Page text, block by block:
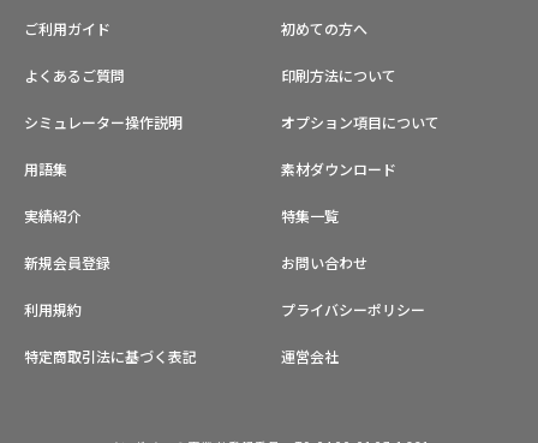
ご利用ガイド 初めての方へ
よくあるご質問 印刷方法について
シミュレーター操作説明 オプション項目について
用語集 素材ダウンロード
実績紹介 特集一覧
新規会員登録 お問い合わせ
利用規約 プライバシーポリシー
特定商取引法に基づく表記 運営会社